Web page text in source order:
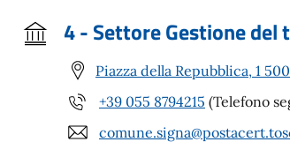
4 - Settore Gestione
Piazza della Repubblica, 1
+39 055 8794215 (Telefono